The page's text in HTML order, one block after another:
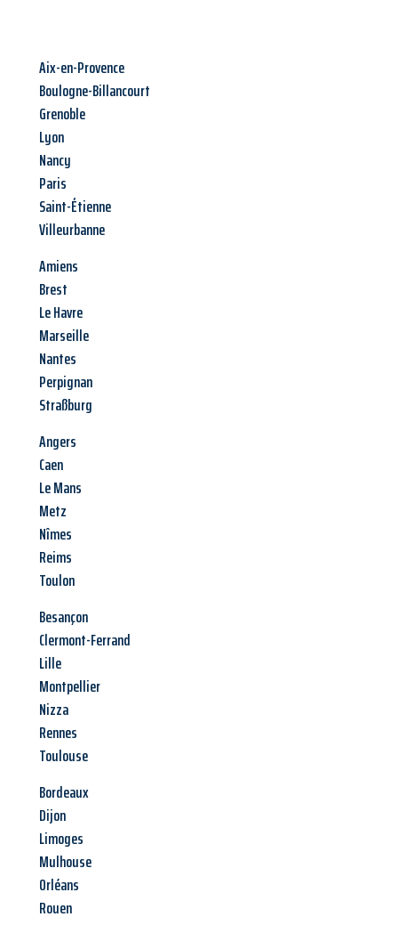
Aix-en-Provence
Boulogne-Billancourt
Grenoble
Lyon
Nancy
Paris
Saint-Étienne
Villeurbanne
Amiens
Brest
Le Havre
Marseille
Nantes
Perpignan
Straßburg
Angers
Caen
Le Mans
Metz
Nîmes
Reims
Toulon
Besançon
Clermont-Ferrand
Lille
Montpellier
Nizza
Rennes
Toulouse
Bordeaux
Dijon
Limoges
Mulhouse
Orléans
Rouen